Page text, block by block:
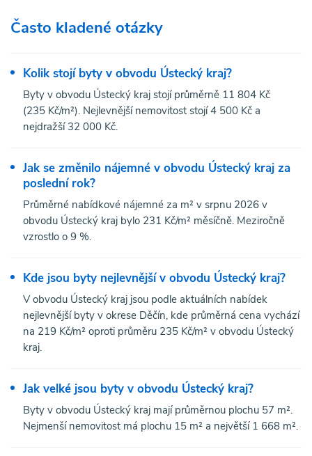
Často kladené otázky
Kolik stojí byty v obvodu Ústecký kraj?
Byty v obvodu Ústecký kraj stojí průměrně 11 804 Kč
(235 Kč/m²). Nejlevnější nemovitost stojí 4 500 Kč a
nejdražší 32 000 Kč.
Jak se změnilo nájemné v obvodu Ústecký kraj za
poslední rok?
Průměrné nabídkové nájemné za m² v srpnu 2026 v
obvodu Ústecký kraj bylo 231 Kč/m² měsíčně. Meziročně
vzrostlo o 9 %.
Kde jsou byty nejlevnější v obvodu Ústecký kraj?
V obvodu Ústecký kraj jsou podle aktuálních nabídek
nejlevnější byty v okrese Děčín, kde průměrná cena vychází
na 219 Kč/m² oproti průměru 235 Kč/m² v obvodu Ústecký
kraj.
Jak velké jsou byty v obvodu Ústecký kraj?
Byty v obvodu Ústecký kraj mají průměrnou plochu 57 m².
Nejmenší nemovitost má plochu 15 m² a největší 1 668 m².